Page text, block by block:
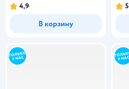
4,9
В корзину
5